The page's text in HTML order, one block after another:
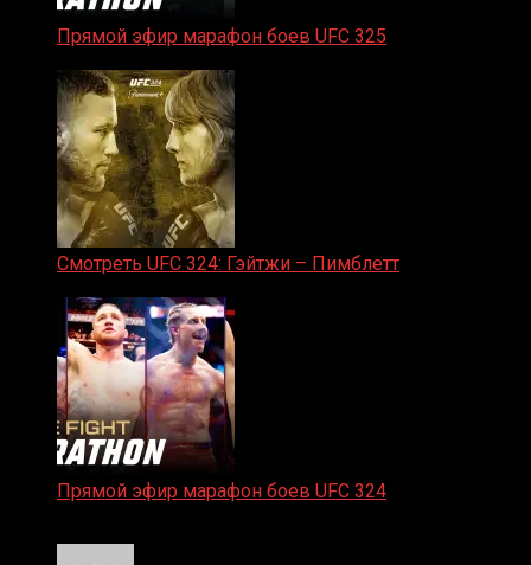
Прямой эфир марафон боев UFC 325
Смотреть UFC 324: Гэйтжи – Пимблетт
Прямой эфир марафон боев UFC 324